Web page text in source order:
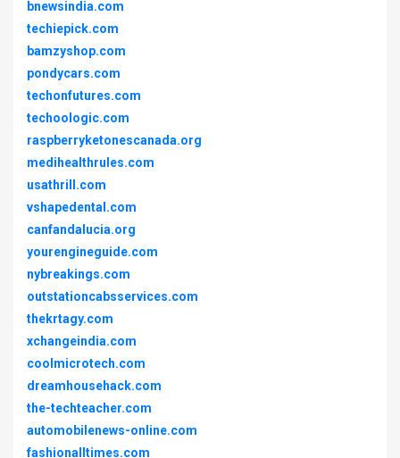
bnewsindia.com
techiepick.com
bamzyshop.com
pondycars.com
techonfutures.com
techoologic.com
raspberryketonescanada.org
medihealthrules.com
usathrill.com
vshapedental.com
canfandalucia.org
yourengineguide.com
nybreakings.com
outstationcabsservices.com
thekrtagy.com
xchangeindia.com
coolmicrotech.com
dreamhousehack.com
the-techteacher.com
automobilenews-online.com
fashionalltimes.com